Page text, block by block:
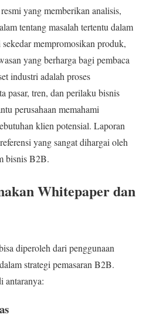
yang memberikan analisis,
tentang masalah tertentu dalam
mempromosikan produk,
yang berharga bagi pembaca
industri adalah proses
pasar, tren, dan perilaku bisnis
perusahaan memahami
klien potensial. Laporan
yang sangat dihargai oleh
bisnis B2B.
Whitepaper dan
diperoleh dari penggunaan
strategi pemasaran B2B.
antaranya: